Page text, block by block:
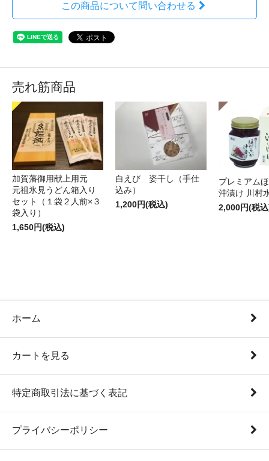
この商品について問い合わせる
売れ筋商品
加賀藩御用献上用元
元祖氷見うどん箱入り
セット（１袋２人前×３
袋入り）
1,650円(税込)
白えび 姿干し（手仕
込み）
1,200円(税込)
プレミアム
沖漬け 川村
2,000円(税
ホーム
カートを見る
特定商取引法に基づく表記
プライバシーポリシー